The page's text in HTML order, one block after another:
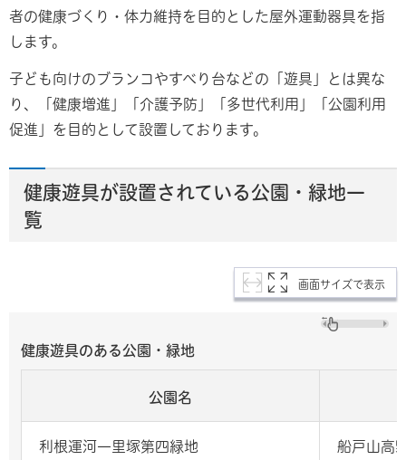
者の健康づくり・体力維持を目的とした屋外運動器具を指
します。
子ども向けのブランコやすべり台などの「遊具」とは異な
り、「健康増進」「介護予防」「多世代利用」「公園利用
促進」を目的として設置しております。
健康遊具が設置されている公園・緑地一
覧
画面サイズで表示
健康遊具のある公園・緑地
公園名
利根運河一里塚第四緑地 船戸山高